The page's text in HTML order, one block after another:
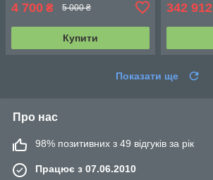
4 700 ₴ 5 000 ₴
Купити
342 912
Показати ще
Про нас
98% позитивних з 49 відгуків за рік
Працює з 07.06.2010